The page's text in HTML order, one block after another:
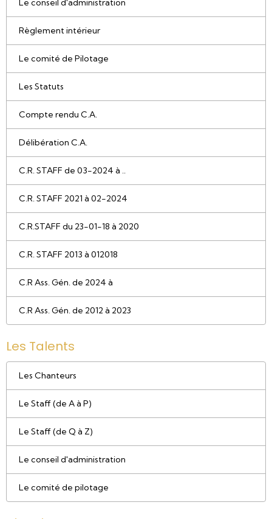
Le conseil d'administration
Règlement intérieur
Le comité de Pilotage
Les Statuts
Compte rendu C.A.
Délibération C.A.
C.R. STAFF de 03-2024 à ..
C.R. STAFF 2021 à 02-2024
C.R.STAFF du 23-01-18 à 2020
C.R. STAFF 2013 à 012018
C.R Ass. Gén. de 2024 à
C.R Ass. Gén. de 2012 à 2023
Les Talents
Les Chanteurs
Le Staff (de A à P)
Le Staff (de Q à Z)
Le conseil d'administration
Le comité de pilotage